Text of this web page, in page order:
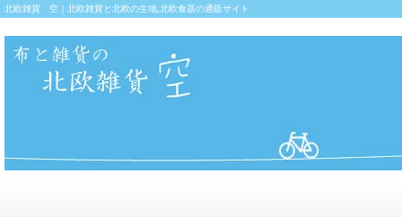
北欧雑貨 空｜北欧雑貨と北欧の生地,北欧食器の通販サイト